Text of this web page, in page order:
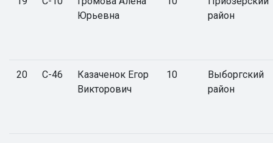
Юрьевна
район
20 С-46
Казаченок Егор
Викторович
10
Выборгский
район